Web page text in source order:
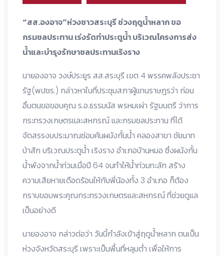
“สส.องอาจ”ห่วงชาวสระบุรี ช่วงฤดูน้ำหลาก ขอ
กรมชลประทาน เร่งรัดทำประตูน้ำ บริเวณโครงการส่ง
น้ำและบำรุงรักษาชลประทานเริงราง
นายองอาจ วงษ์ประยูร สส.สระบุรี เขต 4 พรรคพลังประชา
รัฐ(พปชร.) กล่าวหาในที่ประชุมสภาผู้แทนราษฎรว่า ก่อน
อื่นตนขอขอบคุณ ร.อ.ธรรมนัส พรหมเผ่า รัฐมนตรี ว่าการ
กระทรวงเกษตรและสหกรณ์ และกรมชลประทาน ที่ได้
จัดสรรงบประมาณซ่อมคันผนังกั้นน้ำ คลองสาขา ชัยนาท
ป่าสัก บริเวณประตูน้ำ เริงราง อำเภอบ้านหมอ ซึ่งผนังกั้น
น้ำพังจากน้ำท่วมเมื่อปี 64 จนทำให้น้ำท่วมทะลัก สร้าง
ความเสียหายเดือดร้อนให้กับพี่น้องทั้ง 3 อำเภอ ก็ต้อง
กราบขอบพระคุณกระทรวงเกษตรและสหกรณ์ ที่ช่วยดูแล
เป็นอย่างดี
นายองอาจ กล่าวต่อว่า วันนี้กำลังเข้าสู่ฤดูน้ำหลาก ตนเป็น
ห่วงจังหวัดสระบุรี เพราะเป็นพื้นที่หลุมต่ำ เพื่อให้การ